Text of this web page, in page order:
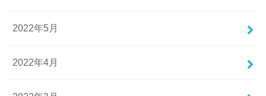
2022年5月
2022年4月